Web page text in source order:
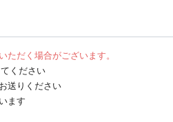
ただく場合がございます。
ください
送りください
ます